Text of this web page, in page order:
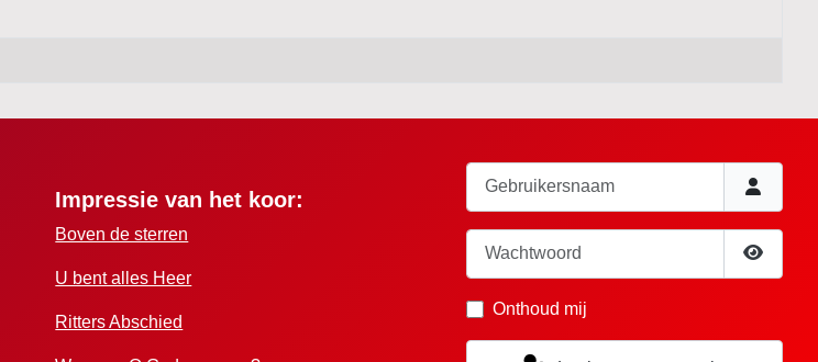
Impressie van het koor:
Boven de sterren
U bent alles Heer
Ritters Abschied
Toon
Onthoud mij